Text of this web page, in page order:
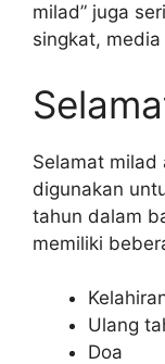
milad” juga
singkat,
Selamat milad
digunakan
tahun dalam
memiliki
Ulang
Doa